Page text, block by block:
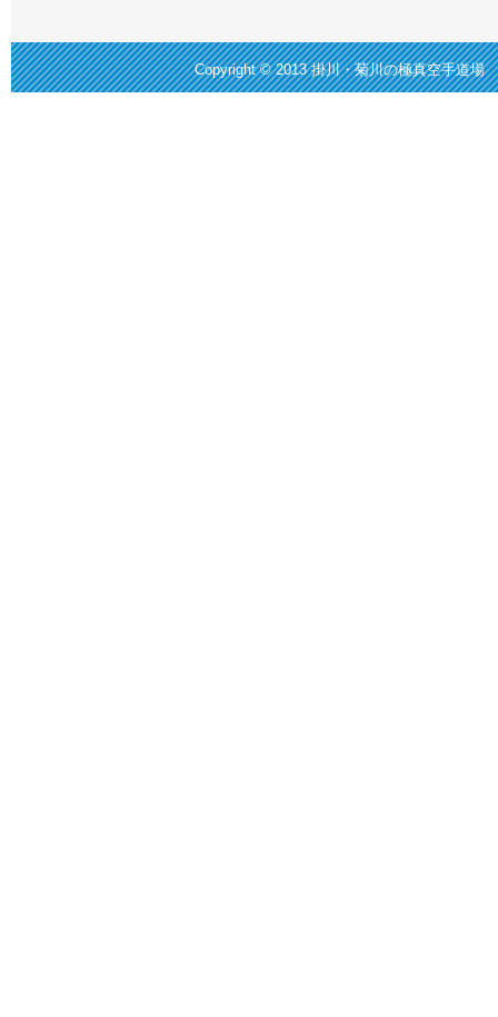
Copyright © 2013掛川・菊川の極真空手道